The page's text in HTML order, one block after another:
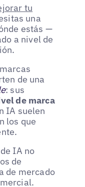
tu
una
estás —
a nivel de
de una
: sus
de marca
IA suelen
los que
IA no
de
de mercado